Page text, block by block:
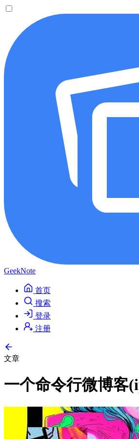
GeekNote
首页
搜索
登录
注册
文章
一个命令行微博客